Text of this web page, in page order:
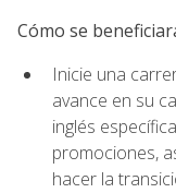
Cómo se
Inicie una
avance en su
inglés
promociones,
hacer la